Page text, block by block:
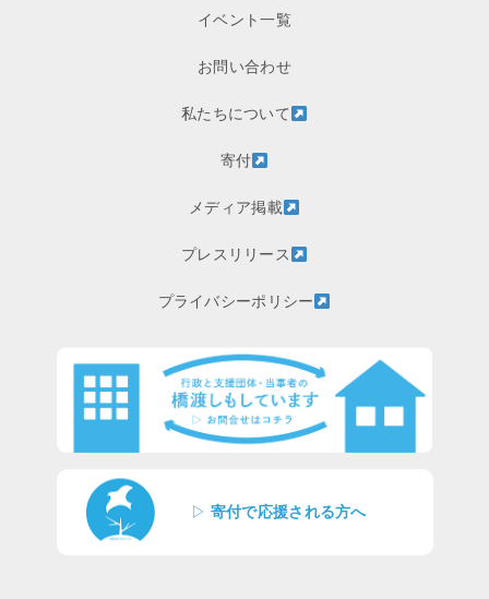
イベント一覧
お問い合わせ
私たちについて
寄付
メディア掲載
プレスリリース
プライバシーポリシー
▷ 寄付で応援される方へ